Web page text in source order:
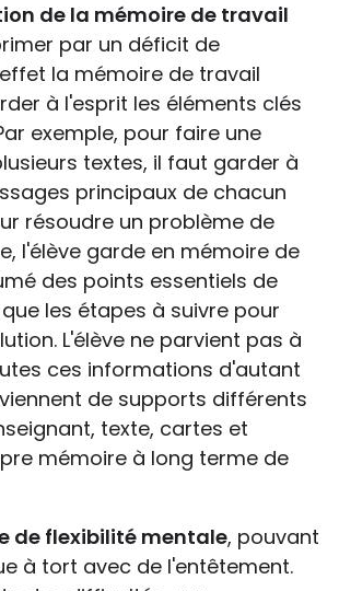
de la mémoire de travail
par un déficit de
la mémoire de travail
à l'esprit les éléments clés
exemple, pour faire une
textes, il faut garder à
principaux de chacun
résoudre un problème de
l'élève garde en mémoire de
des points essentiels de
les étapes à suivre pour
L'élève ne parvient pas à
ces informations d'autant
de supports différents
texte, cartes et
mémoire à long terme de
de flexibilité mentale, pouvant
à tort avec de l'entêtement.